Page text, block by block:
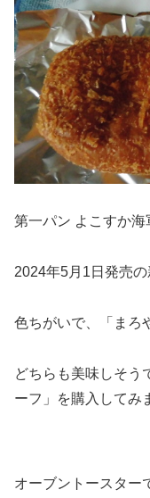
第一パン よこすか海
2024年5月1日発売の
色ちがいで、「まろ
どちらも美味しそう
ーフ」を購入してみ
オーブントースター